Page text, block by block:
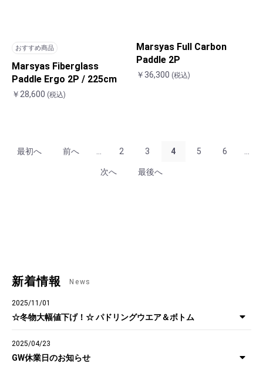
おすすめ商品
Marsyas Fiberglass
Paddle Ergo 2P / 225cm
￥28,600 (税込)
Marsyas Full Carbon
Paddle 2P
￥36,300 (税込)
最初へ 前へ 2 3 4 5 6
次へ 最後へ
新着情報 News
2025/11/01
☆冬物大幅値下げ！☆ パドリングウエア＆ボトム
2025/04/23
GW休業日のお知らせ